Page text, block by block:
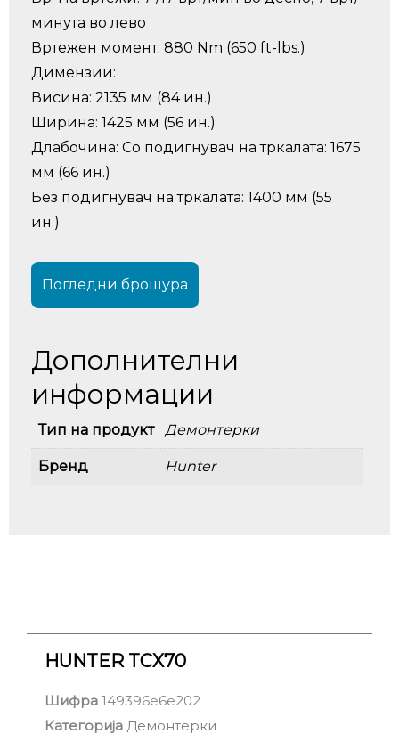
минута во лево
Вртежен момент: 880 Nm (650 ft-lbs.)
Димензии:
Висина: 2135 мм (84 ин.)
Ширина: 1425 мм (56 ин.)
Длабочина: Со подигнувач на тркалата: 1675
мм (66 ин.)
Без подигнувач на тркалата: 1400 мм (55
ин.)
Погледни брошура
Дополнителни
информации
Тип на продукт Демонтерки
Бренд Hunter
HUNTER TCX70
Шифра 149396e6e202
Категорија Демонтерки